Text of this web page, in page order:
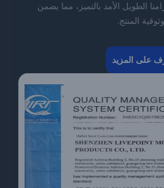
الطويل الأمد بالتميز، مما يضمن
المنتج.
على المزيد